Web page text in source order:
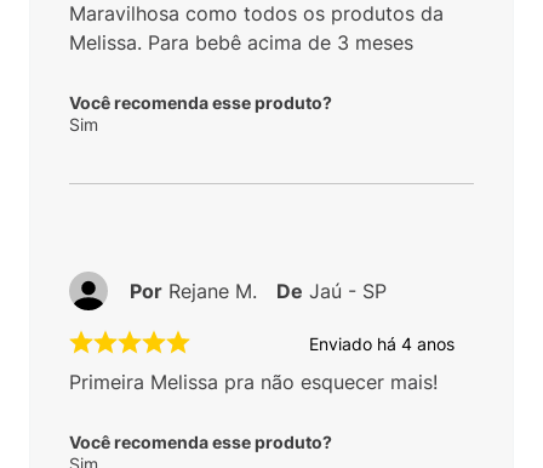
Maravilhosa como todos os produtos da
Melissa. Para bebê acima de 3 meses
Você recomenda esse produto?
Sim
Enviado há 4 anos
Primeira Melissa pra não esquecer mais!
Você recomenda esse produto?
Por Rejane M. De Jaú - SP